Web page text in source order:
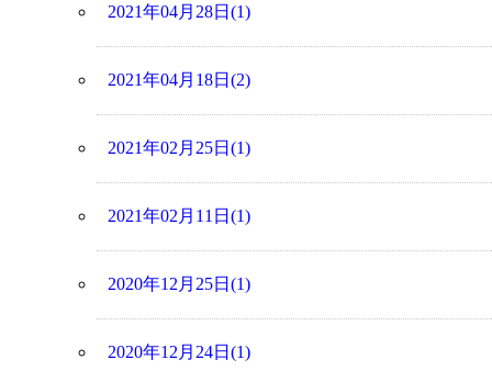
2021年04月28日(1)
2021年04月18日(2)
2021年02月25日(1)
2021年02月11日(1)
2020年12月25日(1)
2020年12月24日(1)